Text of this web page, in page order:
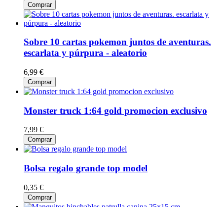
Comprar
Sobre 10 cartas pokemon juntos de aventuras.
escarlata y púrpura - aleatorio
6,99 €
Comprar
Monster truck 1:64 gold promocion exclusivo
7,99 €
Comprar
Bolsa regalo grande top model
0,35 €
Comprar